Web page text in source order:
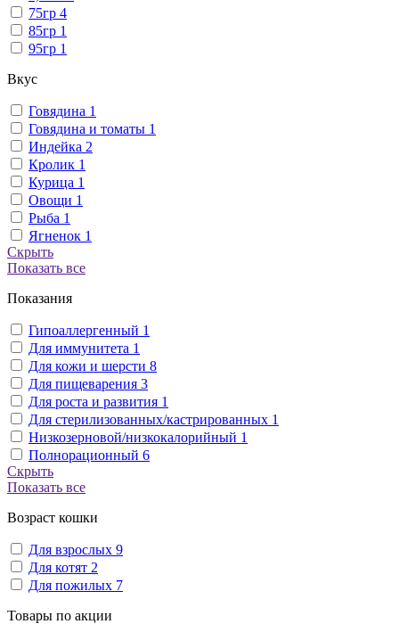
75гр 4
85гр 1
95гр 1
Вкус
Говядина 1
Говядина и томаты 1
Индейка 2
Кролик 1
Курица 1
Овощи 1
Рыба 1
Ягненок 1
Скрыть
Показать все
Показания
Гипоаллергенный 1
Для иммунитета 1
Для кожи и шерсти 8
Для пищеварения 3
Для роста и развития 1
Для стерилизованных/кастрированных 1
Низкозерновой/низкокалорийный 1
Полнорационный 6
Скрыть
Показать все
Возраст кошки
Для взрослых 9
Для котят 2
Для пожилых 7
Товары по акции